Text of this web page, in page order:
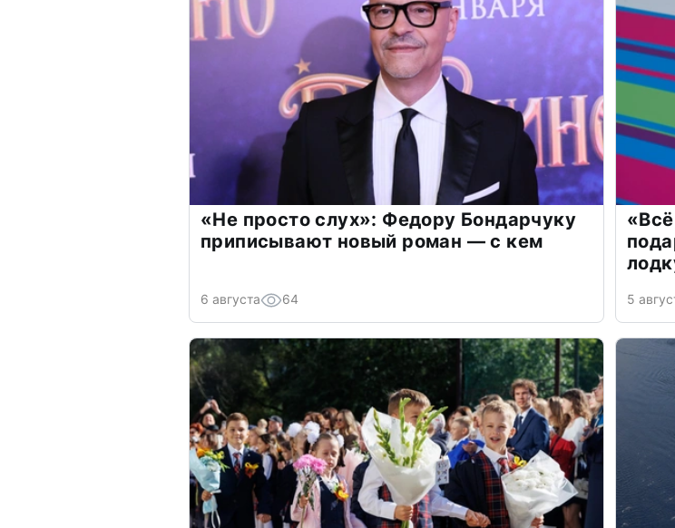
«Не просто слух»: Федору Бондарчуку
приписывают новый роман — с кем
6 августа 64 5